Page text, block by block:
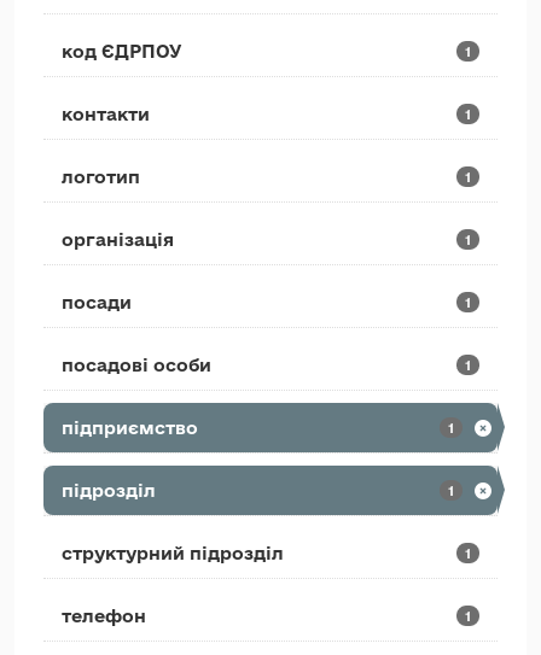
код ЄДРПОУ 1
контакти 1
логотип 1
організація 1
посади 1
посадові особи 1
підприємство 1
підрозділ 1
структурний підрозділ 1
телефон 1